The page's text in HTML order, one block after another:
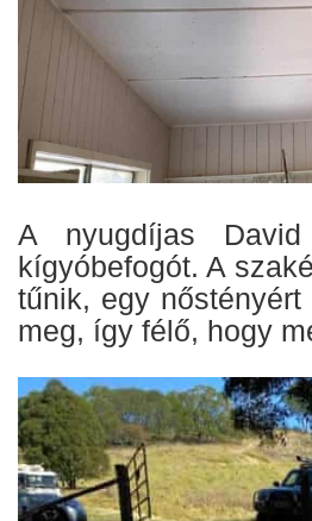
A nyugdíjas
kígyóbefogót. A
tűnik, egy
meg, így félő, hogy